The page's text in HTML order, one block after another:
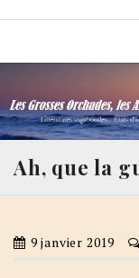
Les
Ah, que la
9 janvier 2019